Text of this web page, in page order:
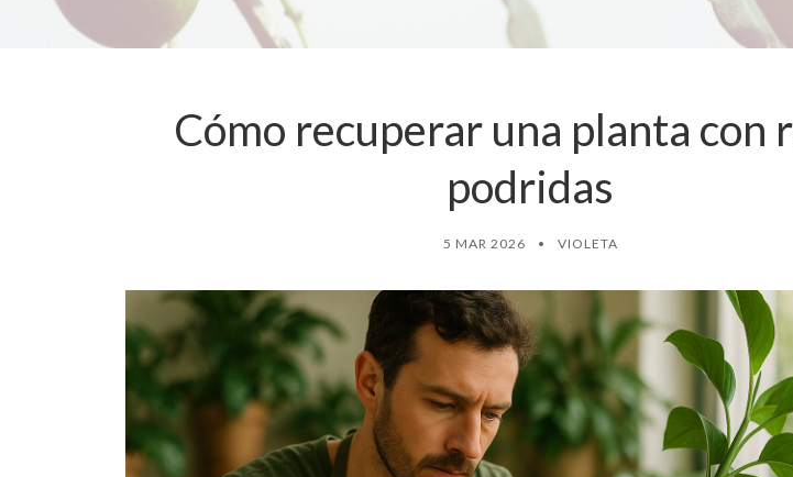
Cómo recuperar una planta con
podridas
5 MAR 2026 • VIOLETA